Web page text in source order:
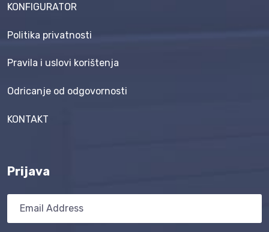
KONFIGURATOR
Politika privatnosti
Pravila i uslovi korištenja
Odricanje od odgovornosti
KONTAKT
Prijava